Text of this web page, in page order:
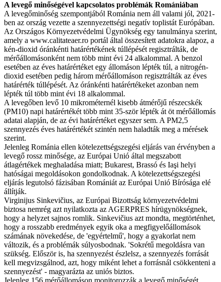
A levegő minőségével kapcsolatos problémák Romániában
A levegőminőség szempontjából Románia nem áll valami jól, 2021-
ben az ország vezette a szennyezettségi negatív toplistát Európában.
Az Országos Környezetvédelmi Ügynökség egy tanulmánya szerint,
amely a www.calitateaer.ro portál által összesített adatokra alapoz, a
kén-dioxid óránkénti határértékének túllépését regisztrálták, de
mérőállomásonként nem több mint évi 24 alkalommal. A benzol
esetében az éves határértéket egy állomáson lépték túl, a nitrogén-
dioxid esetében pedig három mérőállomáson regisztrálták az éves
határérték túllépését. Az óránkénti határértékeket azonban nem
lépték túl több mint évi 18 alkalommal.
A levegőben levő 10 mikrométernél kisebb átmérőjű részecskék
(PM10) napi határértékét több mint 35-ször lépték át öt mérőállomás
adatai alapján, de az évi határértéket egyszer sem. A PM2,5
szennyezés éves határértékét szintén nem haladták meg a mérések
szerint.
Jelenleg Románia ellen kötelezettségszegési eljárás van érvényben a
levegő rossz minősége, az Európai Unió által megszabott
átlagértékek meghaladása miatt; Bukarest, Brassó és Iaşi helyi
hatóságai megoldásokon gondolkodnak. A kötelezettségszegési
eljárás legutolsó fázisában Romániát az Európai Unió Bírósága elé
állítják.
Virginijus Sinkevičius, az Európai Bizottság környezetvédelmi
biztosa nemrég azt nyilatkozta az AGERPRES hírügynökségnek,
hogy a helyzet sajnos romlik. Sinkevičius azt mondta, megtörténhet,
hogy a rosszabb eredmények egyik oka a megfigyelőállomások
számának növekedése, de 'egyértelmű', hogy a gyakorlat nem
változik, és a problémák súlyosbodnak. 'Sokrétű megoldásra van
szükség. Először is, ha szennyezést észlelsz, a szennyezés forrását
kell megvizsgálnod, azt, hogy miként lehet a forrásnál csökkenteni a
szennyezést' - magyarázta az uniós biztos.